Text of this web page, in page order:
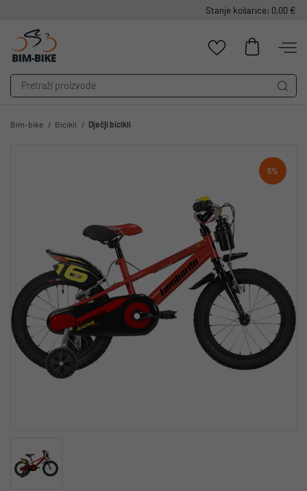
Stanje košarice: 0,00 €
Bim-bike Bicikli Dječji bicikli
5%